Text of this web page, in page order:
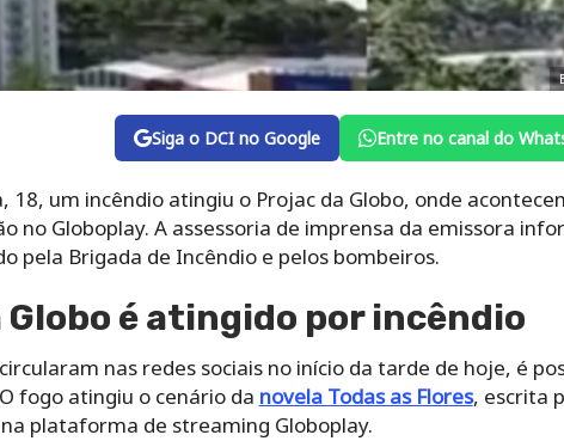
Siga o DCI no Google Entre no canal do
18, um incêndio atingiu o Projac da Globo, onde
no Globoplay. A assessoria de imprensa da emissora
pela Brigada de Incêndio e pelos bombeiros.
Globo é atingido por incêndio
nas redes sociais no início da tarde de hoje, é
fogo atingiu o cenário da novela Todas as Flores, escrita
plataforma de streaming Globoplay.